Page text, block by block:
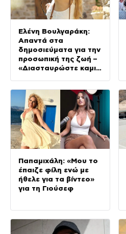
Ελένη Βουλγαράκη:
Απαντά στα
δημοσιεύματα για την
προσωπική της ζωή –
«Διασταυρώστε καμιά
βλακεία σας»
Παπαμιχάλη: «Μου το
έπαιζε φίλη ενώ με
ήθελε για τα βίντεο»
για τη Γιούσεφ